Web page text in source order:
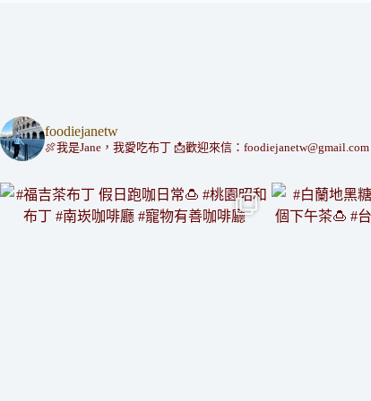
foodiejanetw
🍖我是Jane，我愛吃布丁 📩歡迎來信：foodiejanetw@gmail.com